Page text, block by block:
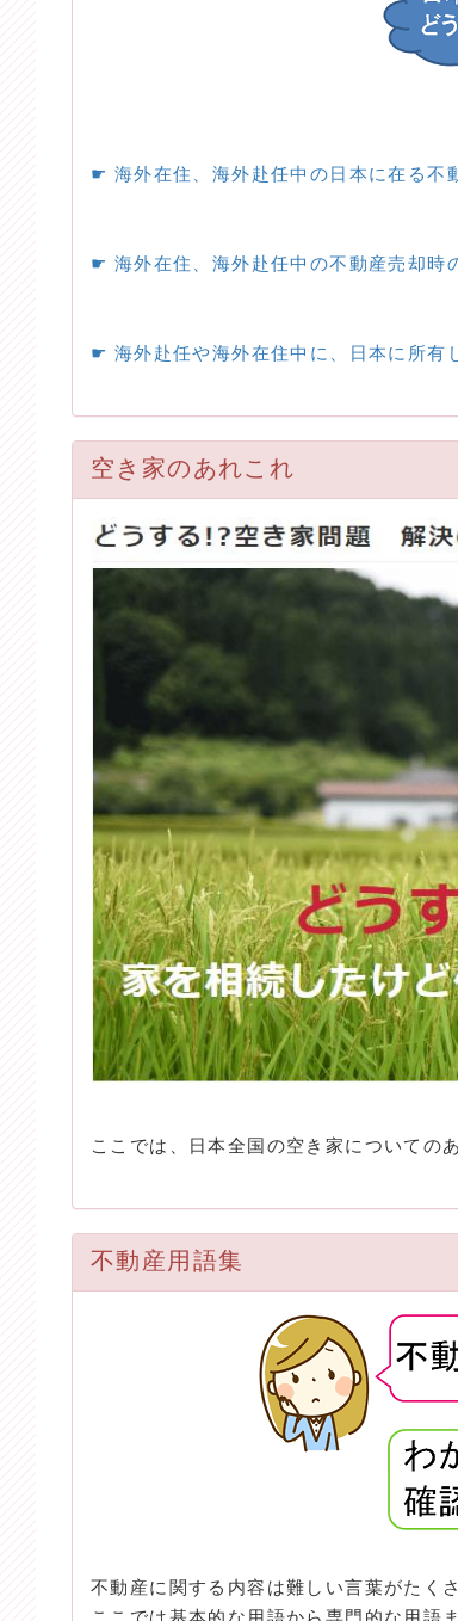
☛ 海外在住、海外赴任中の日本に在る不
☛ 海外在住、海外赴任中の不動産売却時
☛ 海外赴任や海外在住中に、日本に所有
空き家のあれこれ
ここでは、日本全国の空き家についての
不動産用語集
不動産に関する内容は難しい言葉がたく